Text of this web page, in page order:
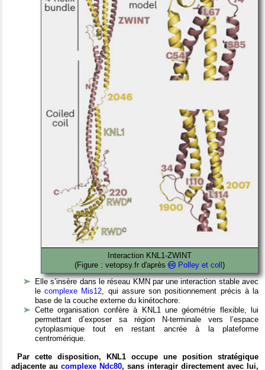
Interaction KNL1-ZWINT
(Figure : vetopsy.fr d'après
Polley et coll)
Elle s’insère dans le réseau KMN par une interaction stable avec
lecomplexe Mis12 , qui assure son positionnement précis à la
base de la couche externe du kinétochore.
Cette organisation confère à KNL1 une géométrie flexible, lui
permettant d’exposer sa région N-terminale vers l’espace
cytoplasmique tout en restant ancrée à la plateforme
centromérique.
Par cette disposition, KNL1 occupe une position stratégique
adjacente au complexe Ndc80, sans interagir directement avec lui,